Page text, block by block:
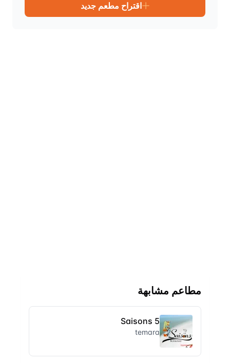
اقتراح مطعم جديد
مطاعم مشابهة
5 Saisons
temara